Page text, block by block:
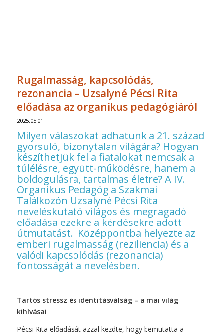
Rugalmasság, kapcsolódás,
rezonancia – Uzsalyné Pécsi Rita
előadása az organikus pedagógiáról
2025.05.01.
Milyen válaszokat adhatunk a 21. század
gyorsuló, bizonytalan világára? Hogyan
készíthetjük fel a fiatalokat nemcsak a
túlélésre, együtt-működésre, hanem a
boldogulásra, tartalmas életre? A IV.
Organikus Pedagógia Szakmai
Találkozón Uzsalyné Pécsi Rita
neveléskutató világos és megragadó
előadása ezekre a kérdésekre adott
útmutatást. Középpontba helyezte az
emberi rugalmasság (reziliencia) és a
valódi kapcsolódás (rezonancia)
fontosságát a nevelésben.
Tartós stressz és identitásválság – a mai világ
kihívásai
Pécsi Rita előadását azzal kezdte, hogy bemutatta a